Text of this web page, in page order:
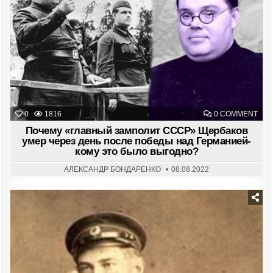
0 1816 0 COMMENTON
НАД
in
Почему «главный замполит СССР» Щербаков
умер через день после победы над Германией-
кому это было выгодно?
АЛЕКСАНДР БОНДАРЕНКО 08.08.2022
Posted
in